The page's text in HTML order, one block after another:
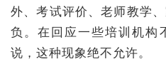
外、考试评价、老师教学
负。在回应一些培训机构
说，这种现象绝不允许。